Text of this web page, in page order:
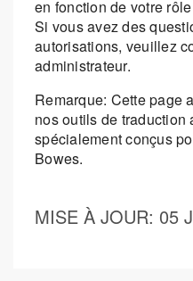
en fonction de votre
Si vous avez des
autorisations, veuillez
administrateur.
Remarque: Cette page
nos outils de traduction
spécialement conçus
Bowes.
MISE À JOUR: 05